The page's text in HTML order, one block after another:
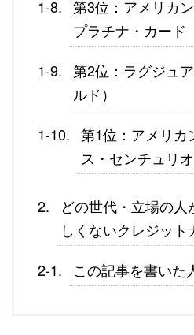
第3位：アメリカ
プラチナ・カード
第2位：ラグジュ
ルド）
第1位：アメリカ
ス・センチュリ
どの世代・立場の
しくないクレジット
この記事を書いた